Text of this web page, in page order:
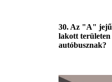
30. Az "A" jejű
lakott
autóbusznak?